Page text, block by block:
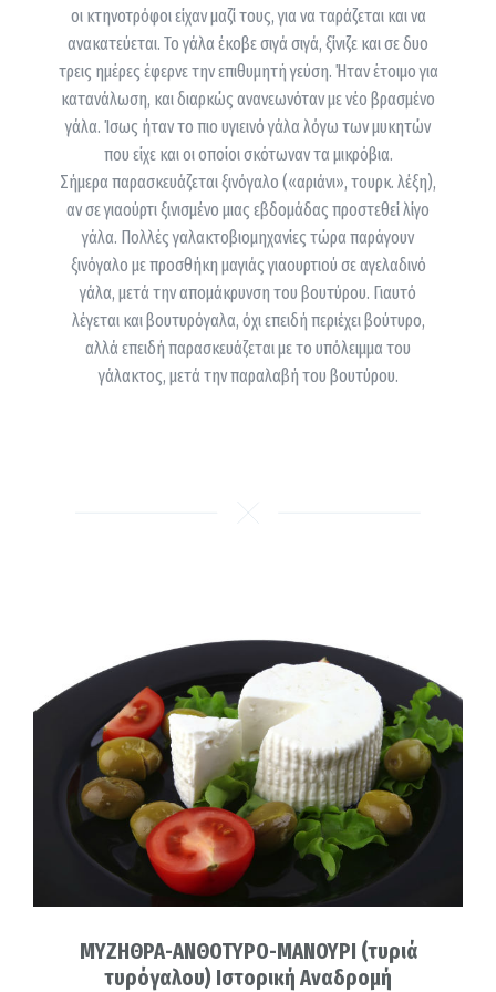
οι κτηνοτρόφοι είχαν μαζί τους, για να ταράζεται και να
ανακατεύεται. Το γάλα έκοβε σιγά σιγά, ξίνιζε και σε δυο
τρεις ημέρες έφερνε την επιθυμητή γεύση. Ήταν έτοιμο για
κατανάλωση, και διαρκώς ανανεωνόταν με νέο βρασμένο
γάλα. Ίσως ήταν το πιο υγιεινό γάλα λόγω των μυκητών
που είχε και οι οποίοι σκότωναν τα μικρόβια.
Σήμερα παρασκευάζεται ξινόγαλο («αριάνι», τουρκ. λέξη),
αν σε γιαούρτι ξινισμένο μιας εβδομάδας προστεθεί λίγο
γάλα. Πολλές γαλακτοβιομηχανίες τώρα παράγουν
ξινόγαλο με προσθήκη μαγιάς γιαουρτιού σε αγελαδινό
γάλα, μετά την απομάκρυνση του βουτύρου. Γιαυτό
λέγεται και βουτυρόγαλα, όχι επειδή περιέχει βούτυρο,
αλλά επειδή παρασκευάζεται με το υπόλειμμα του
γάλακτος, μετά την παραλαβή του βουτύρου.
ΜΥΖΗΘΡΑ-ΑΝΘΟΤΥΡΟ-ΜΑΝΟΥΡΙ (τυριά
τυρόγαλου) Ιστορική Αναδρομή